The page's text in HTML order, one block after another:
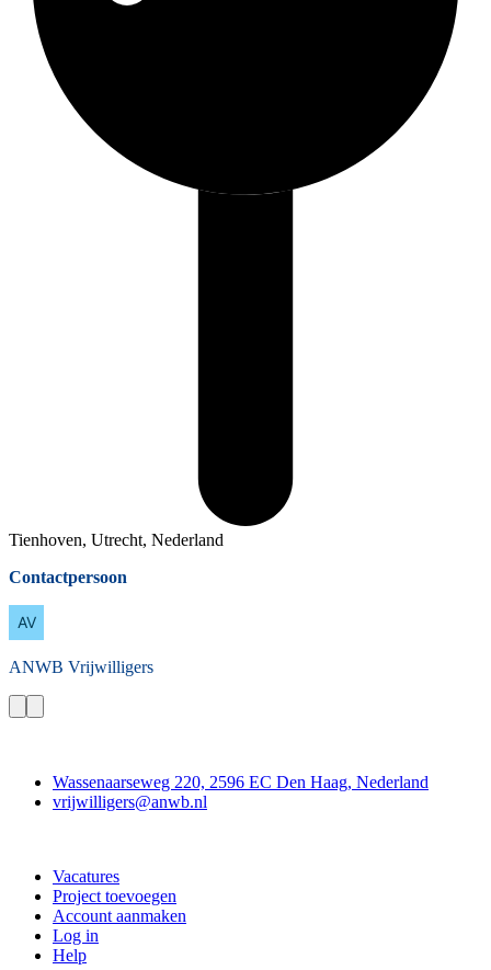
Tienhoven, Utrecht, Nederland
Contactpersoon
ANWB Vrijwilligers
Wassenaarseweg 220, 2596 EC Den Haag, Nederland
vrijwilligers@anwb.nl
Vacatures
Project toevoegen
Account aanmaken
Log in
Help